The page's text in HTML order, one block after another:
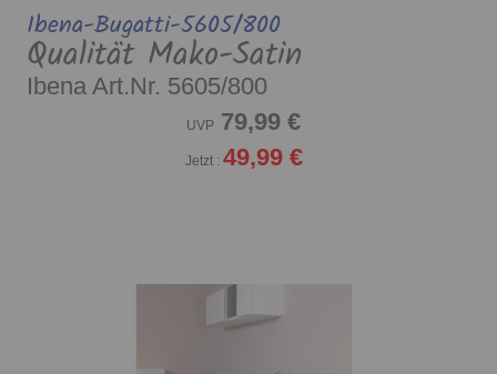
Ibena-Bugatti-5605/800
Qualität Mako-Satin
Ibena Art.Nr. 5605/800
UVP 79,99 €
Jetzt : 49,99 €